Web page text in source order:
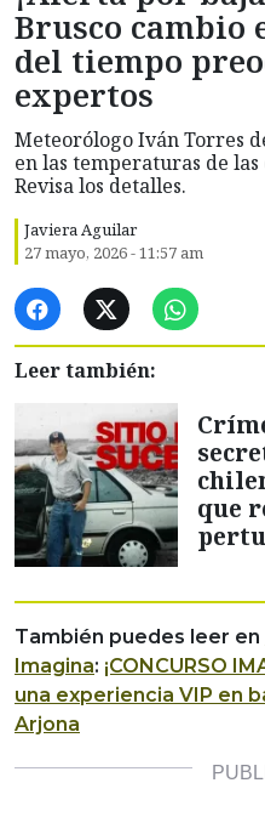
Brusco cambio
del tiempo
expertos
Meteorólogo Iván Torres
en las temperaturas de las
Revisa los detalles.
Javiera Aguilar
27 mayo, 2026 - 11:57 am
Leer también:
que
También puedes leer en
Imagina: ¡CONCURSO
una experiencia VIP en
Arjona